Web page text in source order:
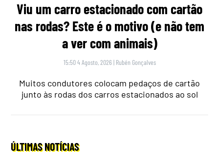
Viu um carro estacionado com cartão
nas rodas? Este é o motivo (e não tem
a ver com animais)
15:50 4 Agosto, 2026 | Rubén Gonçalves
Muitos condutores colocam pedaços de cartão
junto às rodas dos carros estacionados ao sol
ÚLTIMAS NOTÍCIAS